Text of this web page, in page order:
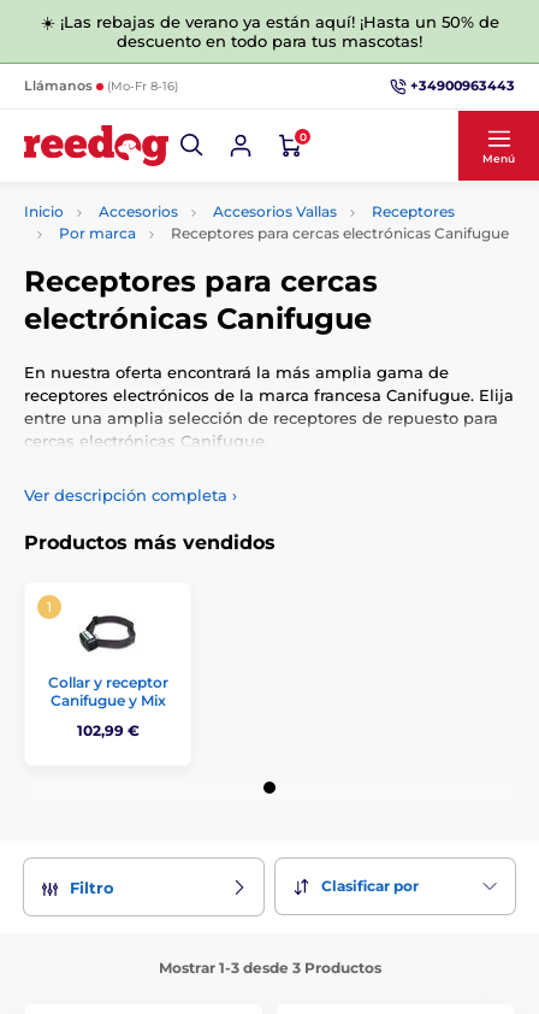
☀️ ¡Las rebajas de verano ya están aquí! ¡Hasta un 50% de
descuento en todo para tus mascotas!
Llámanos (Mo-Fr 8-16) +34900963443
0
Menú
Inicio Accesorios Accesorios Vallas
Receptores
Por marca
Receptores para cercas electrónicas Canifugue
Receptores para cercas
electrónicas Canifugue
En nuestra oferta encontrará la más amplia gama de
receptores electrónicos de la marca francesa Canifugue. Elija
entre una amplia selección de receptores de repuesto para
cercas electrónicas Canifugue.
Ver descripción completa ›
Productos más vendidos
Collar y receptor
Canifugue y Mix
102,99 €
Filtro Clasificar por
Mostrar 1-3 desde 3 Productos